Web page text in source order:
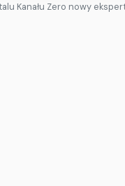
Kanału Zero nowy